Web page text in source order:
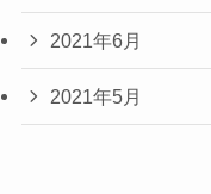
2021年6月
2021年5月